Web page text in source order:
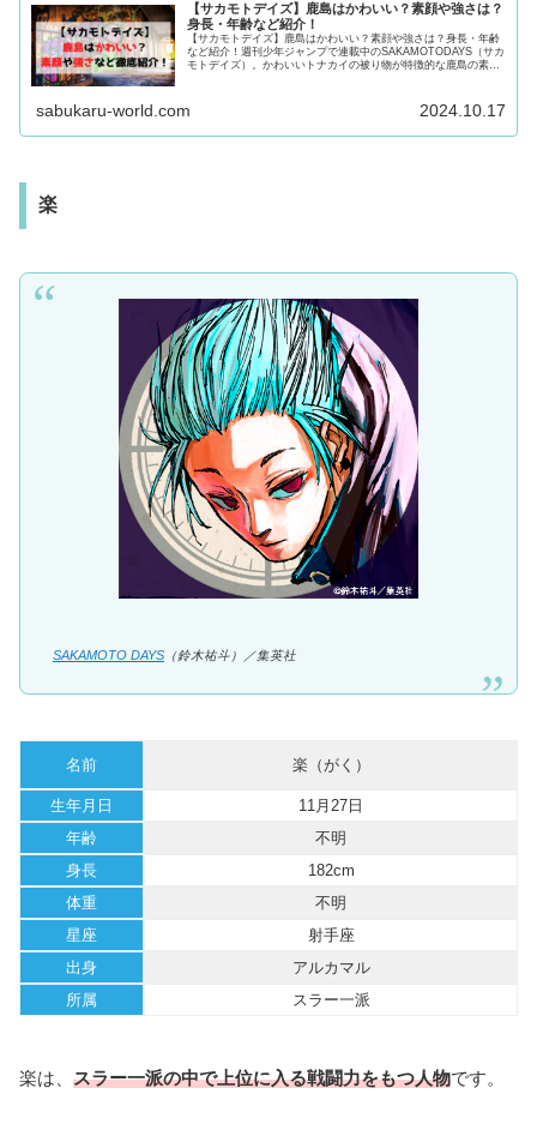
【サカモトデイズ】鹿島はかわいい？素顔や強さは？
身長・年齢など紹介！
【サカモトデイズ】鹿島はかわいい？素顔や強さは？身長・年齢
など紹介！週刊少年ジャンプで連載中のSAKAMOTODAYS（サカ
モトデイズ）。かわいいトナカイの被り物が特徴的な鹿島の素顔
sabukaru-world.com 2024.10.17
楽
SAKAMOTO DAYS （鈴木祐斗）／集英社
名前 楽（がく）
生年月日
11月27日
年齢
不明
身長
182cm
体重
不明
星座
射手座
出身
アルカマル
所属
スラー一派
楽は、 スラー一派の中で上位に入る戦闘力をもつ人物です。